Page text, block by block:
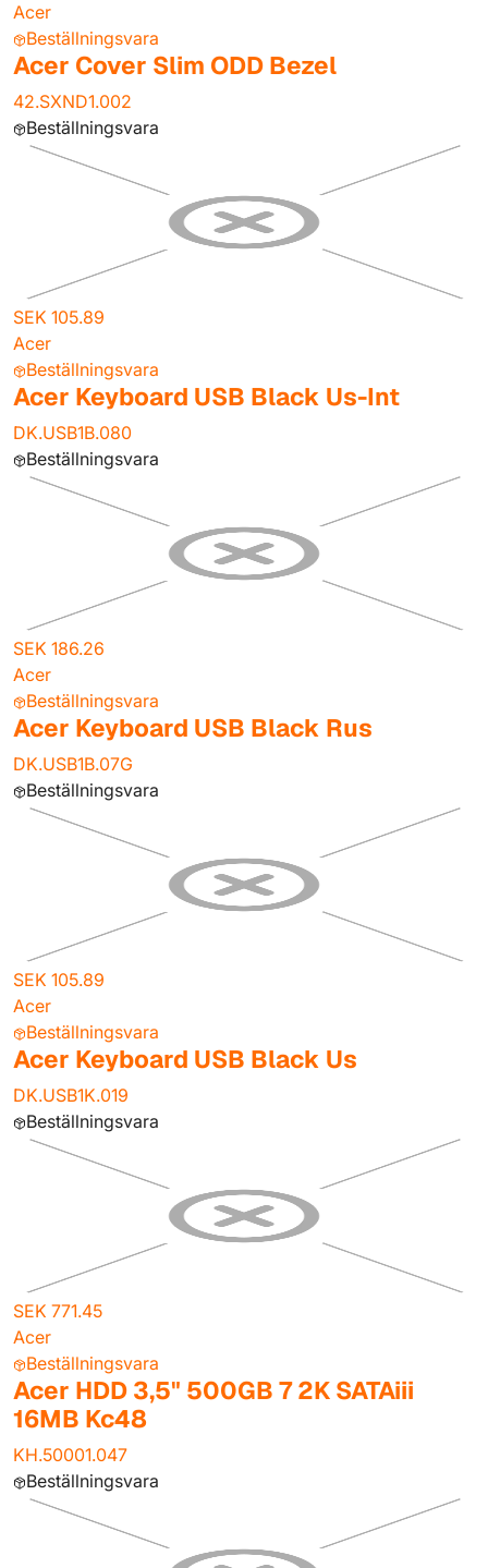
Acer
Beställningsvara
Acer Cover Slim ODD Bezel
42.SXND1.002
Beställningsvara
SEK 105.89
Acer
Beställningsvara
Acer Keyboard USB Black Us-Int
DK.USB1B.080
Beställningsvara
SEK 186.26
Acer
Beställningsvara
Acer Keyboard USB Black Rus
DK.USB1B.07G
Beställningsvara
SEK 105.89
Acer
Beställningsvara
Acer Keyboard USB Black Us
DK.USB1K.019
Beställningsvara
SEK 771.45
Acer
Beställningsvara
Acer HDD 3,5" 500GB 7 2K SATAiii
16MB Kc48
KH.50001.047
Beställningsvara